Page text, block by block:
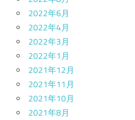
2022年6月
2022年4月
2022年3月
2022年1月
2021年12月
2021年11月
2021年10月
2021年8月